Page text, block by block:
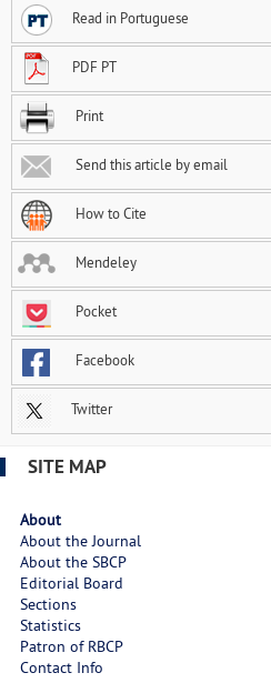
Read in Portuguese
PDF PT
Print
Send this article by email
How to Cite
Mendeley
Pocket
Facebook
Twitter
SITE MAP
About
About the Journal
About the SBCP
Editorial Board
Sections
Statistics
Patron of RBCP
Contact Info